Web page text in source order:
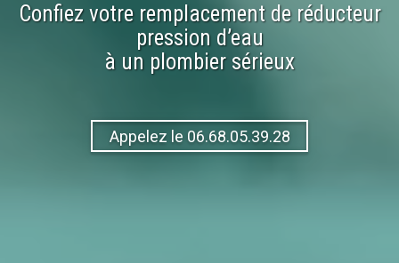
Confiez votre remplacementde réducteur
pression d’eau
à un plombier sérieux
Appelez le 06.68.05.39.28